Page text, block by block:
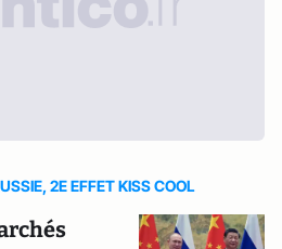
2E EFFET KISS COOL